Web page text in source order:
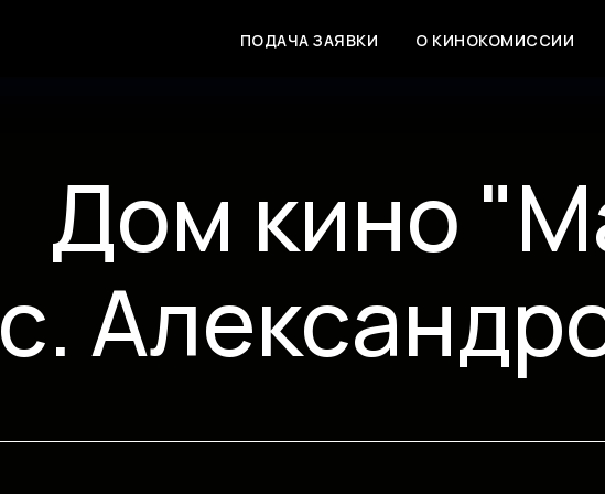
ПОДАЧА ЗАЯВКИ О КИНОКОМИССИИ
Дом кино
с.